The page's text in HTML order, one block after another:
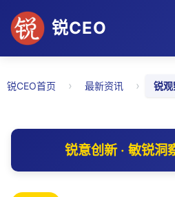
锐CEO
锐CEO首页 › 最新资讯 › 锐观
锐意创新 · 敏锐洞